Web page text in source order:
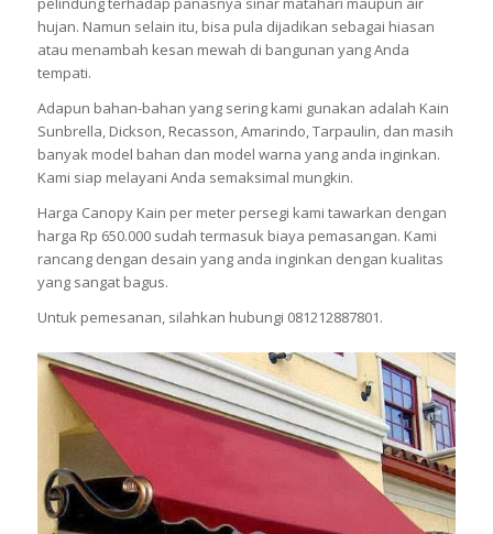
hujan. Namun selain itu, bisa pula dijadikan sebagai hiasan
atau menambah kesan mewah di bangunan yang Anda
tempati.
Adapun bahan-bahan yang sering kami gunakan adalah Kain
Sunbrella, Dickson, Recasson, Amarindo, Tarpaulin, dan masih
banyak model bahan dan model warna yang anda inginkan.
Kami siap melayani Anda semaksimal mungkin.
Harga Canopy Kain per meter persegi kami tawarkan dengan
harga Rp 650.000 sudah termasuk biaya pemasangan. Kami
rancang dengan desain yang anda inginkan dengan kualitas
yang sangat bagus.
Untuk pemesanan, silahkan hubungi 081212887801.